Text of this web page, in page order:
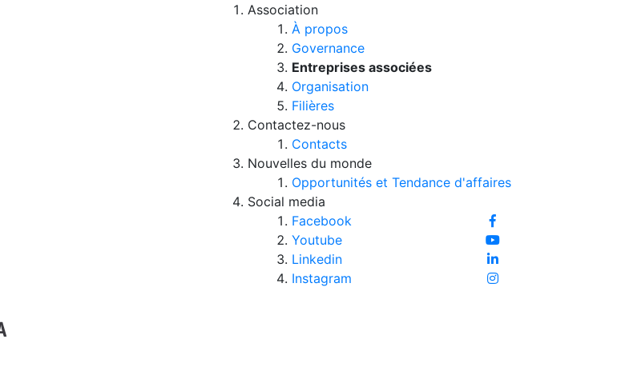
Association
À propos
Governance
Entreprises associées
Organisation
Filières
Contactez-nous
Contacts
Nouvelles du monde
Opportunités et Tendance d'affaires
Social media
Facebook
Youtube
Linkedin
Instagram